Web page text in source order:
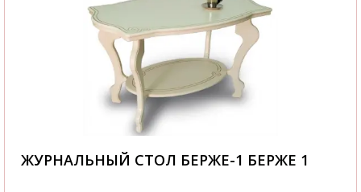
ЖУРНАЛЬНЫЙ СТОЛ БЕРЖЕ-1 БЕРЖЕ 1